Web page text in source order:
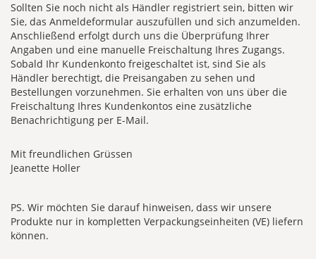
Sollten Sie noch nicht als Händler registriert sein, bitten wir
Sie, das Anmeldeformular auszufüllen und sich anzumelden.
Anschließend erfolgt durch uns die Überprüfung Ihrer
Angaben und eine manuelle Freischaltung Ihres Zugangs.
Sobald Ihr Kundenkonto freigeschaltet ist, sind Sie als
Händler berechtigt, die Preisangaben zu sehen und
Bestellungen vorzunehmen. Sie erhalten von uns über die
Freischaltung Ihres Kundenkontos eine zusätzliche
Benachrichtigung per E-Mail.
Mit freundlichen Grüssen
Jeanette Holler
PS. Wir möchten Sie darauf hinweisen, dass wir unsere
Produkte nur in kompletten Verpackungseinheiten (VE) liefern
können.